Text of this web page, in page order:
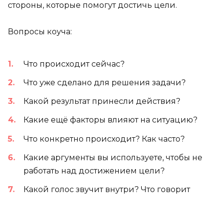
стороны, которые помогут достичь цели.
Вопросы коуча:
Что происходит сейчас?
Что уже сделано для решения задачи?
Какой результат принесли действия?
Какие ещё факторы влияют на ситуацию?
Что конкретно происходит? Как часто?
Какие аргументы вы используете, чтобы не
работать над достижением цели?
Какой голос звучит внутри? Что говорит